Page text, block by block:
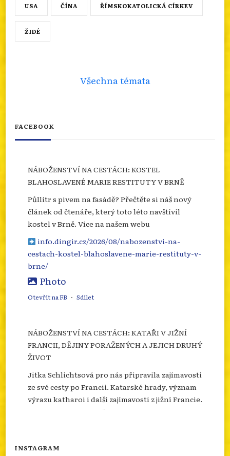
USA ČÍNA ŘÍMSKOKATOLICKÁ CÍRKEV
ŽIDÉ
Všechna témata
FACEBOOK
NÁBOŽENSTVÍ NA CESTÁCH: KOSTEL
BLAHOSLAVENÉ MARIE RESTITUTY V BRNĚ
Půllitr s pivem na fasádě? Přečtěte si náš nový
článek od čtenáře, který toto léto navštívil
kostel v Brně. Více na našem webu
info.dingir.cz/2026/08/nabozenstvi-na-
cestach-kostel-blahoslavene-marie-restituty-v-
brne/
Photo
Otevřít na FB · Sdílet
NÁBOŽENSTVÍ NA CESTÁCH: KATAŘI V JIŽNÍ
FRANCII, DĚJINY PORAŽENÝCH A JEJICH DRUHÝ
ŽIVOT
Jitka Schlichtsová pro nás připravila zajímavosti
ze své cesty po Francii. Katarské hrady, význam
výrazu katharoi i další zajímavosti z jižní Francie.
Více se dozvíte na našem webu.
porazenych-a-jejich-d...
INSTAGRAM